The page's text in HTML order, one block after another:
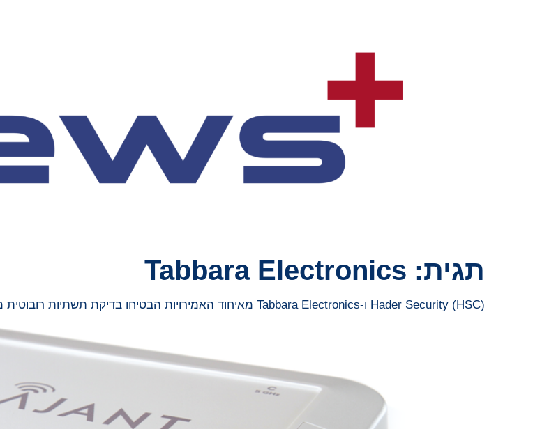
תגית: Tabbara Electronics
Hader Security (HSC) ו-Tabbara Electronics מאיחוד האמירויות הבטיחו בדיקת תשתיות רובוטית מוצלחת מרחוק על ידי שימוש ב-Kinetic Mesh של Rajant